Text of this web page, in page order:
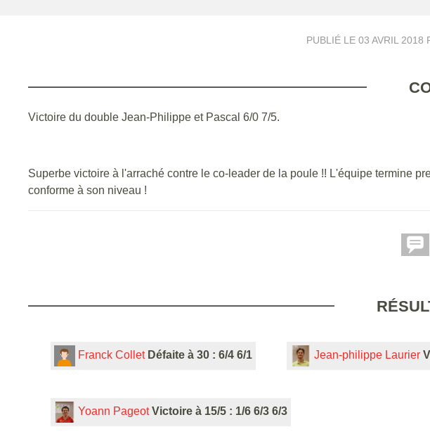
PUBLIÉ LE 03 AVRIL 2018
Victoire du double Jean-Philippe et Pascal 6/0 7/5.
Superbe victoire à l'arraché contre le co-leader de la poule !! L'équipe termine
conforme à son niveau !
Franck Collet Défaite à 30 : 6/4 6/1 Jean-philippe Laurier
Yoann Pageot Victoire à 15/5 : 1/6 6/3 6/3